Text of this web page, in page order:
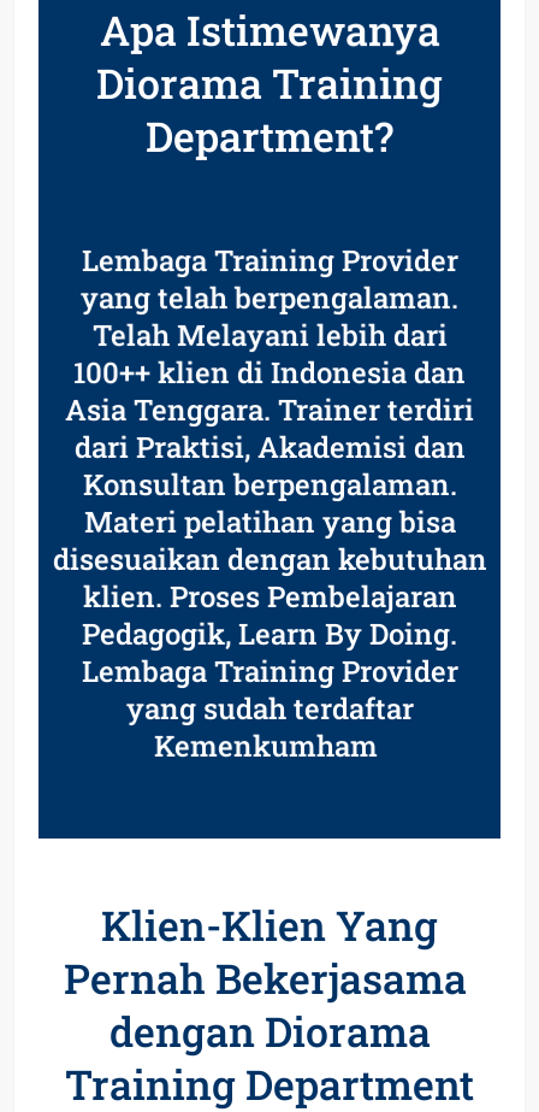
Apa Istimewanya
Diorama Training
Department?
Lembaga Training Provider
yang telah berpengalaman.
Telah Melayani lebih dari
100++ klien di Indonesia dan
Asia Tenggara. Trainer terdiri
dari Praktisi, Akademisi dan
Konsultan berpengalaman.
Materi pelatihan yang bisa
disesuaikan dengan kebutuhan
klien. Proses Pembelajaran
Pedagogik, Learn By Doing.
Lembaga Training Provider
yang sudah terdaftar
Kemenkumham
Klien-Klien Yang
Pernah Bekerjasama
dengan Diorama
Training Department